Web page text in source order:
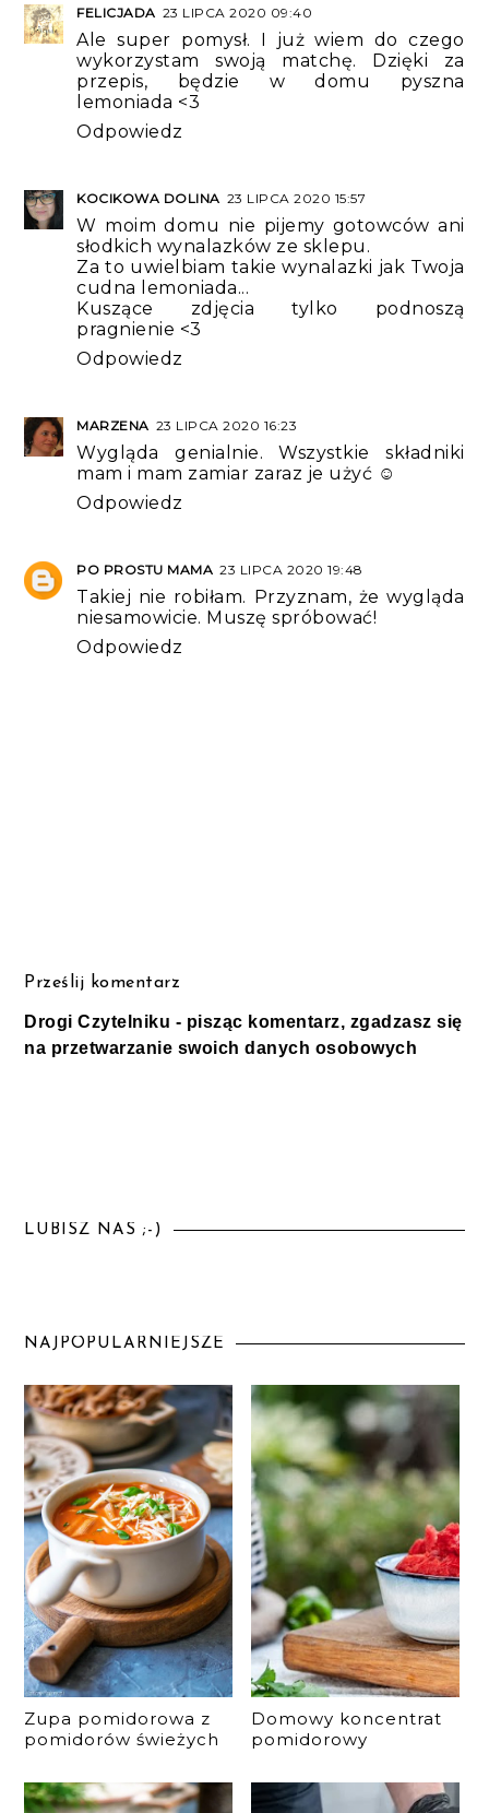
FELICJADA 23 LIPCA 2020 09:40
Ale super pomysł. I już wiem do czego
wykorzystam swoją matchę. Dzięki za
przepis, będzie w domu pyszna
lemoniada <3
Odpowiedz
KOCIKOWA DOLINA 23 LIPCA 2020 15:57
W moim domu nie pijemy gotowców ani
słodkich wynalazków ze sklepu.
Za to uwielbiam takie wynalazki jak Twoja
cudna lemoniada...
Kuszące zdjęcia tylko podnoszą
pragnienie <3
Odpowiedz
MARZENA 23 LIPCA 2020 16:23
Wygląda genialnie. Wszystkie składniki
mam i mam zamiar zaraz je użyć ☺️
Odpowiedz
PO PROSTU MAMA 23 LIPCA 2020 19:48
Takiej nie robiłam. Przyznam, że wygląda
niesamowicie. Muszę spróbować!
Odpowiedz
Prześlij komentarz
Drogi Czytelniku - pisząc komentarz, zgadzasz się
na przetwarzanie swoich danych osobowych
LUBISZ NAS ;-)
NAJPOPULARNIEJSZE
Zupa pomidorowa z
pomidorów świeżych
Domowy koncentrat
pomidorowy